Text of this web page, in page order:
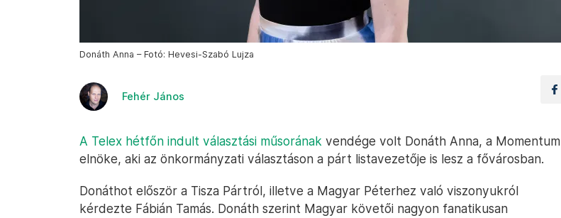
Donáth Anna – Fotó: Hevesi-Szabó Lujza
Fehér János
A Telex hétfőn indult választási műsorának vendége volt Donáth Anna, a Momentum
elnöke, aki az önkormányzati választáson a párt listavezetője is lesz a fővárosban.
Donáthot először a Tisza Pártról, illetve a Magyar Péterhez való viszonyukról
kérdezte Fábián Tamás. Donáth szerint Magyar követői nagyon fanatikusan